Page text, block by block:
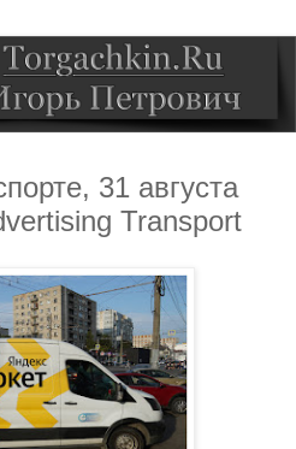
31 августа
Transport